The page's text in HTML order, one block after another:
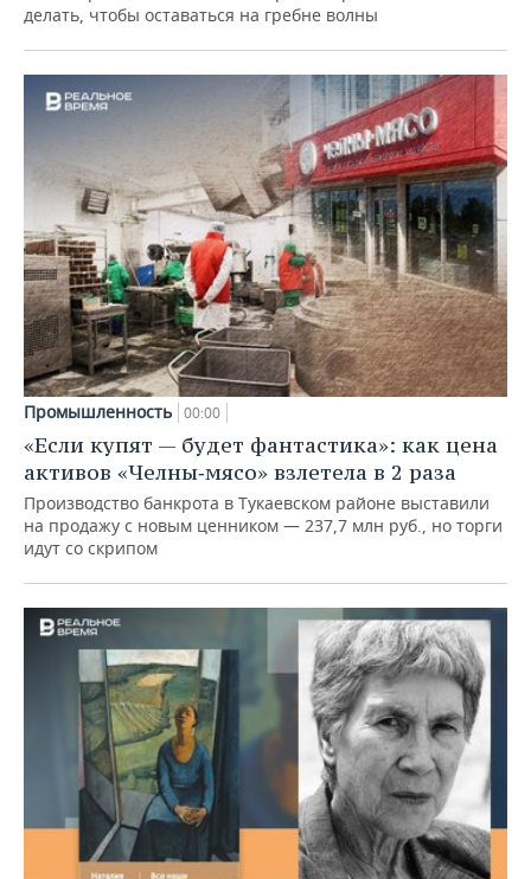
делать, чтобы оставаться на гребне волны
Промышленность 00:00
«Если купят — будет фантастика»: как цена
активов «Челны‑мясо» взлетела в 2 раза
Производство банкрота в Тукаевском районе выставили
на продажу с новым ценником — 237,7 млн руб., но торги
идут со скрипом